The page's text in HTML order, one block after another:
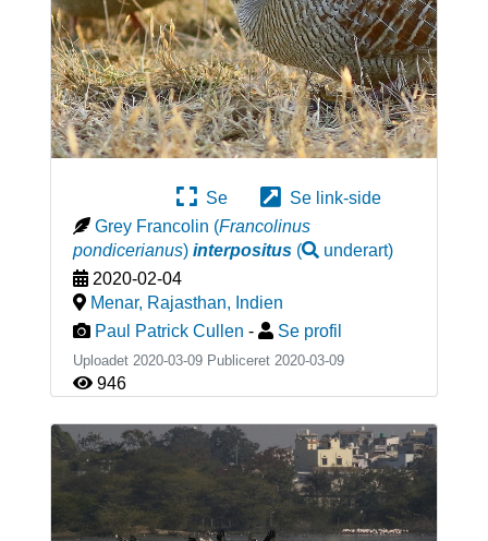
Se
Se link-side
Grey Francolin (Francolinus
pondicerianus) interpositus( underart)
2020-02-04
Menar, Rajasthan, Indien
Paul Patrick Cullen - Se profil
Uploadet 2020-03-09 Publiceret 2020-03-09
946